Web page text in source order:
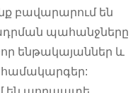
բավարարում են
պահանջները
ենթակայաններ և
համակարգեր: